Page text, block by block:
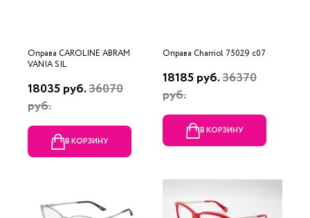
Оправа CAROLINE ABRAM
VANIA SIL
18035 руб.36070
руб.
В КОРЗИНУ
Оправа Charriol 75029 c07
18185 руб.36370
руб.
В КОРЗИНУ